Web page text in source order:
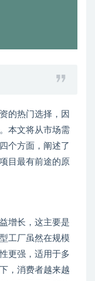
的热门选择，因
本文将从市场需
个方面，阐述了
目最有前途的原
增长，这主要是
工厂虽然在规模
更强，适用于多
，消费者越来越